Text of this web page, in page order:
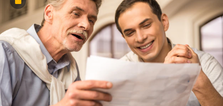
Premium